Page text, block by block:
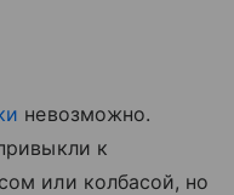
невозможно.
к
или колбасой, но